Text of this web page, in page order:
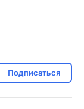
Подписаться